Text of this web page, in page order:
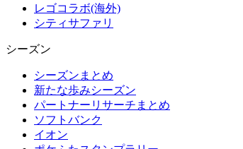
レゴコラボ(海外)
シティサファリ
シーズン
シーズンまとめ
新たな歩みシーズン
パートナーリサーチまとめ
ソフトバンク
イオン